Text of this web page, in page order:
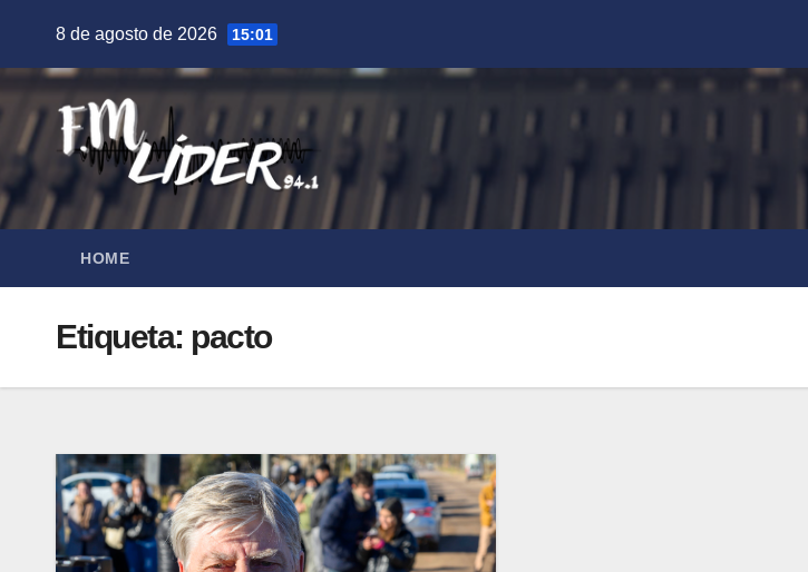
contenido
8 de agosto de 2026 15:01
HOME
Etiqueta: pacto